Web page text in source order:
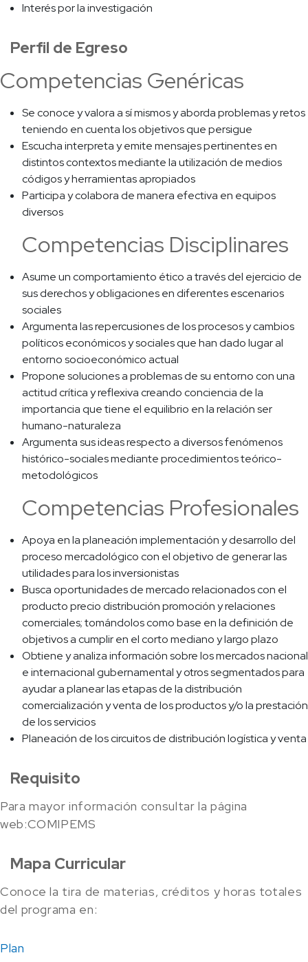
Interés por la investigación
Perfil de Egreso
Competencias Genéricas
Se conoce y valora a sí mismos y aborda problemas y retos
teniendo en cuenta los objetivos que persigue
Escucha interpreta y emite mensajes pertinentes en
distintos contextos mediante la utilización de medios
códigos y herramientas apropiados
Participa y colabora de manera efectiva en equipos
diversos
Competencias Disciplinares
Asume un comportamiento ético a través del ejercicio de
sus derechos y obligaciones en diferentes escenarios
sociales
Argumenta las repercusiones de los procesos y cambios
políticos económicos y sociales que han dado lugar al
entorno socioeconómico actual
Propone soluciones a problemas de su entorno con una
actitud crítica y reflexiva creando conciencia de la
importancia que tiene el equilibrio en la relación ser
humano-naturaleza
Argumenta sus ideas respecto a diversos fenómenos
histórico-sociales mediante procedimientos teórico-
metodológicos
Competencias Profesionales
Apoya en la planeación implementación y desarrollo del
proceso mercadológico con el objetivo de generar las
utilidades para los inversionistas
Busca oportunidades de mercado relacionados con el
producto precio distribución promoción y relaciones
comerciales; tomándolos como base en la definición de
objetivos a cumplir en el corto mediano y largo plazo
Obtiene y analiza información sobre los mercados nacional
e internacional gubernamental y otros segmentados para
ayudar a planear las etapas de la distribución
comercialización y venta de los productos y/o la prestación
de los servicios
Planeación de los circuitos de distribución logística y venta
Requisito
Para mayor información consultar la página
web:COMIPEMS
Mapa Curricular
Conoce la tira de materias, créditos y horas totales
del programa en:
Plan